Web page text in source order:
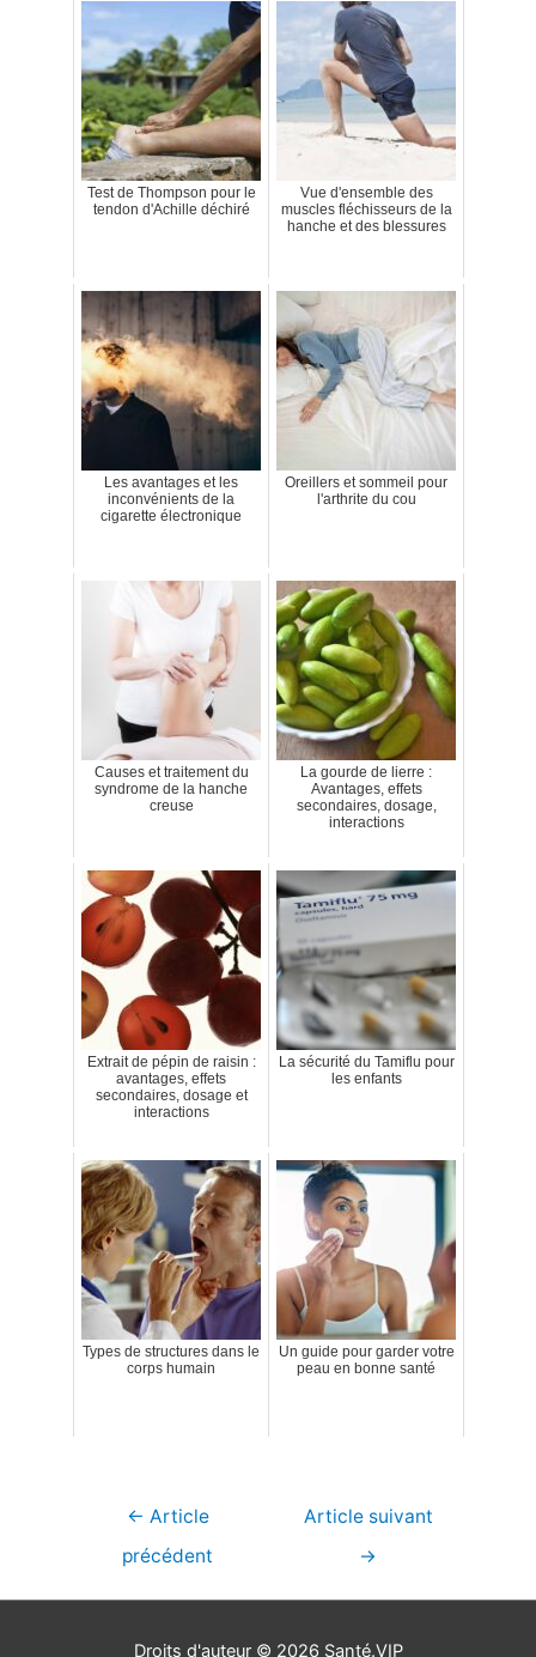
Test de Thompson pour le
tendon d'Achille déchiré
Vue d'ensemble des
muscles fléchisseurs de la
hanche et des blessures
Les avantages et les
inconvénients de la
cigarette électronique
Oreillers et sommeil pour
l'arthrite du cou
Causes et traitement du
syndrome de la hanche
creuse
La gourde de lierre :
Avantages, effets
secondaires, dosage,
interactions
Extrait de pépin de raisin :
avantages, effets
secondaires, dosage et
interactions
La sécurité du Tamiflu pour
les enfants
Types de structures dans le
corps humain
Un guide pour garder votre
peau en bonne santé
Navigation
← Article
précédent
Article suivant
→
Droits d'auteur © 2026 Santé.VIP